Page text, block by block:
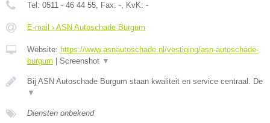
Tel: 0511 - 46 44 55, Fax: -, KvK: -
E-mail › ASN Autoschade Burgum
Website: https://www.asnautoschade.nl/vestiging/asn-autoschade-
burgum
Screenshot ▼
Bij ASN Autoschade Burgum staan kwaliteit en service centraal. De
▼
Diensten onbekend